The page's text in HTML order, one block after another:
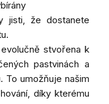
jisti, že dostanete
stvořena k
pastvinách a
To umožňuje našim
díky kterému